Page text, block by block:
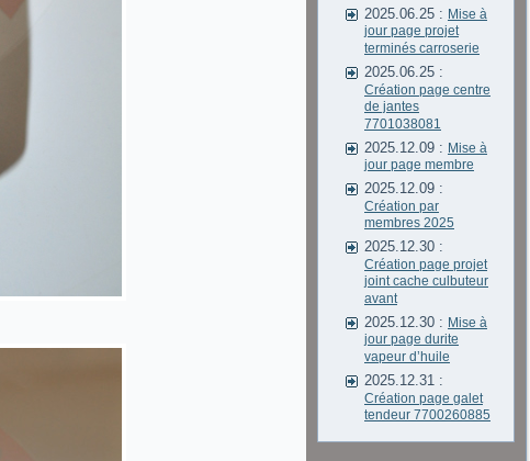
2025.06.25 : Mise à
jour page projet
terminés carroserie
2025.06.25 :
Création page centre
de jantes
7701038081
2025.12.09 : Mise à
jour page membre
2025.12.09 :
Création par
membres 2025
2025.12.30 :
Création page projet
joint cache culbuteur
avant
2025.12.30 : Mise à
jour page durite
vapeur d’huile
2025.12.31 :
Création page galet
tendeur 7700260885